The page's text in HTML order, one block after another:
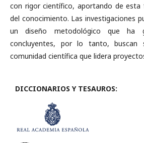
con rigor científico, aportando de esta
del conocimiento. Las investigaciones
un diseño metodológico que ha
concluyentes, por lo tanto, buscan
comunidad científica que lidera
DICCIONARIOS Y TESAUROS: